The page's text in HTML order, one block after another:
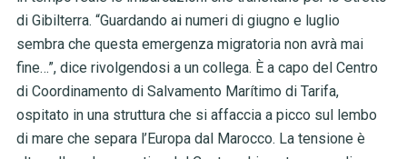
di Gibilterra. “Guardando ai numeri di giugno e luglio
sembra che questa emergenza migratoria non avrà mai
fine…”, dice rivolgendosi a un collega. È a capo del Centro
di Coordinamento di Salvamento Marítimo di Tarifa,
ospitato in una struttura che si affaccia a picco sul lembo
di mare che separa l’Europa dal Marocco. La tensione è